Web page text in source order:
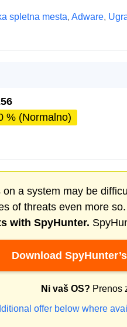
spletna mesta, Adware,
% (Normalno)
on a system may be
of threats even more so.
with SpyHunter.
Download
Ni vaš OS? Prenos
offer below where